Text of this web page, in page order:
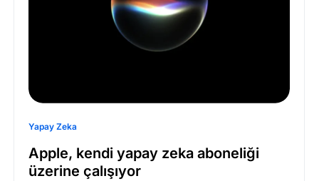
Yapay Zeka
Apple, kendi yapay zeka aboneliği
üzerine çalışıyor